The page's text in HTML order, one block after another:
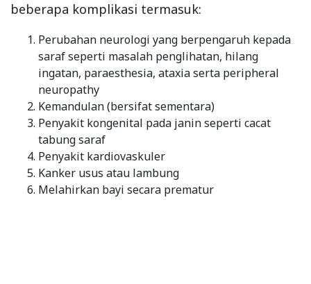
beberapa komplikasi termasuk:
Perubahan neurologi yang berpengaruh kepada
saraf seperti masalah penglihatan, hilang
ingatan, paraesthesia, ataxia serta peripheral
neuropathy
Kemandulan (bersifat sementara)
Penyakit kongenital pada janin seperti cacat
tabung saraf
Penyakit kardiovaskuler
Kanker usus atau lambung
Melahirkan bayi secara prematur